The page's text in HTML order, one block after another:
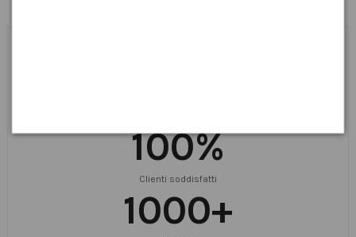
100%
Clienti soddisfatti
1000+